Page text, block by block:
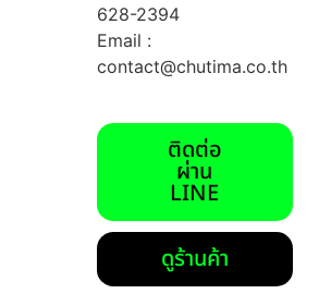
628-2394
Email :
contact@chutima.co.th
ติดต่อ
ผ่าน
LINE
ดูร้านค้า